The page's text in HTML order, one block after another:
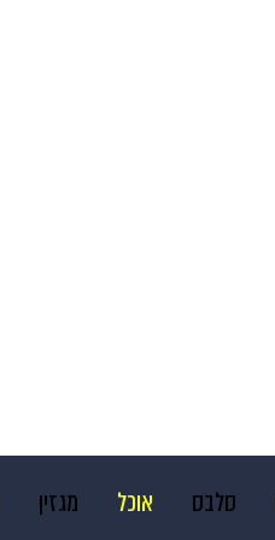
סלבס אוכל מגזין